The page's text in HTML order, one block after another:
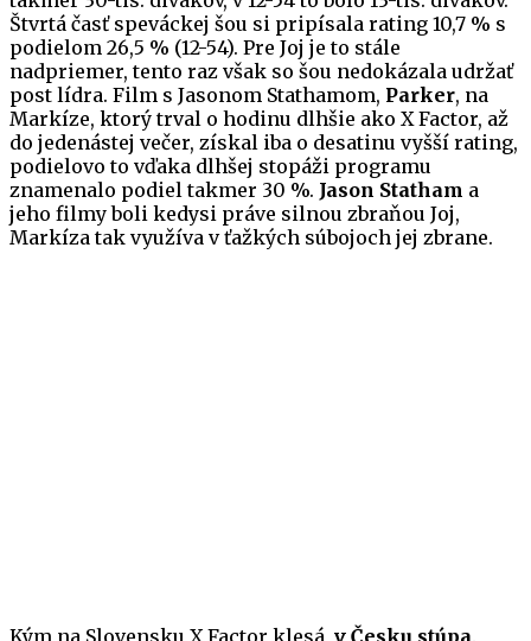
Štvrtá časť speváckej šou si pripísala rating 10,7 % s
podielom 26,5 % (12-54). Pre Joj je to stále
nadpriemer, tento raz však so šou nedokázala udržať
post lídra. Film s Jasonom Stathamom, Parker, na
Markíze, ktorý trval o hodinu dlhšie ako X Factor, až
do jedenástej večer, získal iba o desatinu vyšší rating,
podielovo to vďaka dlhšej stopáži programu
znamenalo podiel takmer 30 %. Jason Statham a
jeho filmy boli kedysi práve silnou zbraňou Joj,
Markíza tak využíva v ťažkých súbojoch jej zbrane.